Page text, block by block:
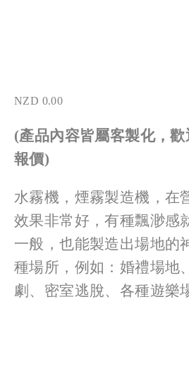
NZD 0.00
(產品內容皆屬客製化，
報價)
水霧機，煙霧製造機，在
效果非常好，有種飄渺感
一般，也能製造出場地的
種場所，例如：婚禮場地
劇、密室逃脫、各種遊樂